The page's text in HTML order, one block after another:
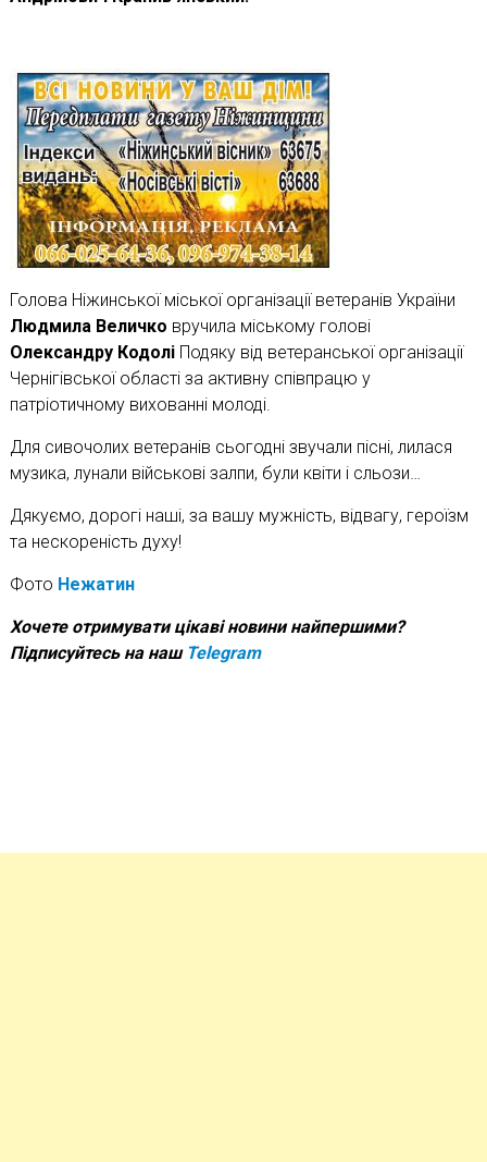
Голова Ніжинської міської організації ветеранів України
Людмила Величко вручила міському голові
Олександру КодоліПодяку від ветеранської організації
Чернігівської області за активну співпрацю у
патріотичному вихованні молоді.
Для сивочолих ветеранів сьогодні звучали пісні, лилася
музика, лунали військові залпи, були квіти і сльози…
Дякуємо, дорогі наші, за вашу мужність, відвагу, героїзм
та нескореність духу!
Фото Нежатин
Хочете отримувати цікаві новини найпершими?
Підписуйтесь на наш Telegram